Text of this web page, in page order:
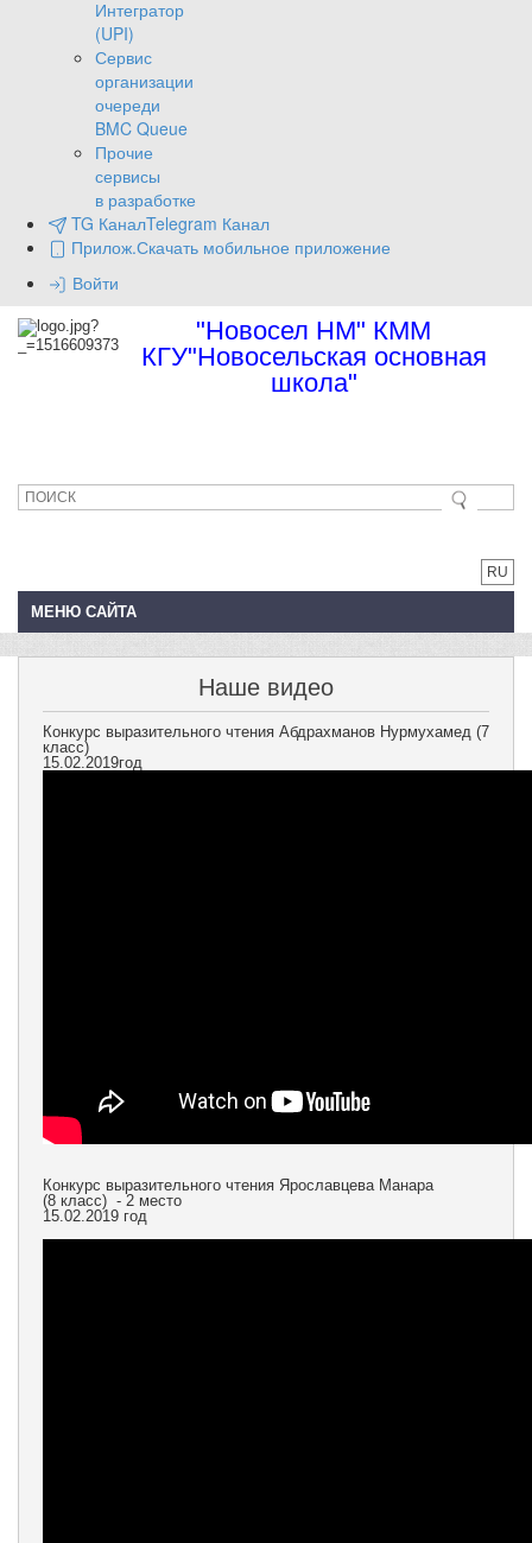
Интегратор
(UPI)
Сервис
организации
очереди
BMC Queue
Прочие
сервисы
в разработке
TG КаналTelegram Канал
Прилож.Скачать мобильное приложение
Войти
"Новосел НМ" КММ
КГУ"Новосельская основная
школа"
RU
МЕНЮ САЙТА
Наше видео
Конкурс выразительного чтения Абдрахманов Нурмухамед (7
класс)
15.02.2019год
Конкурс выразительного чтения Ярославцева Манара
(8 класс) - 2 место
15.02.2019 год